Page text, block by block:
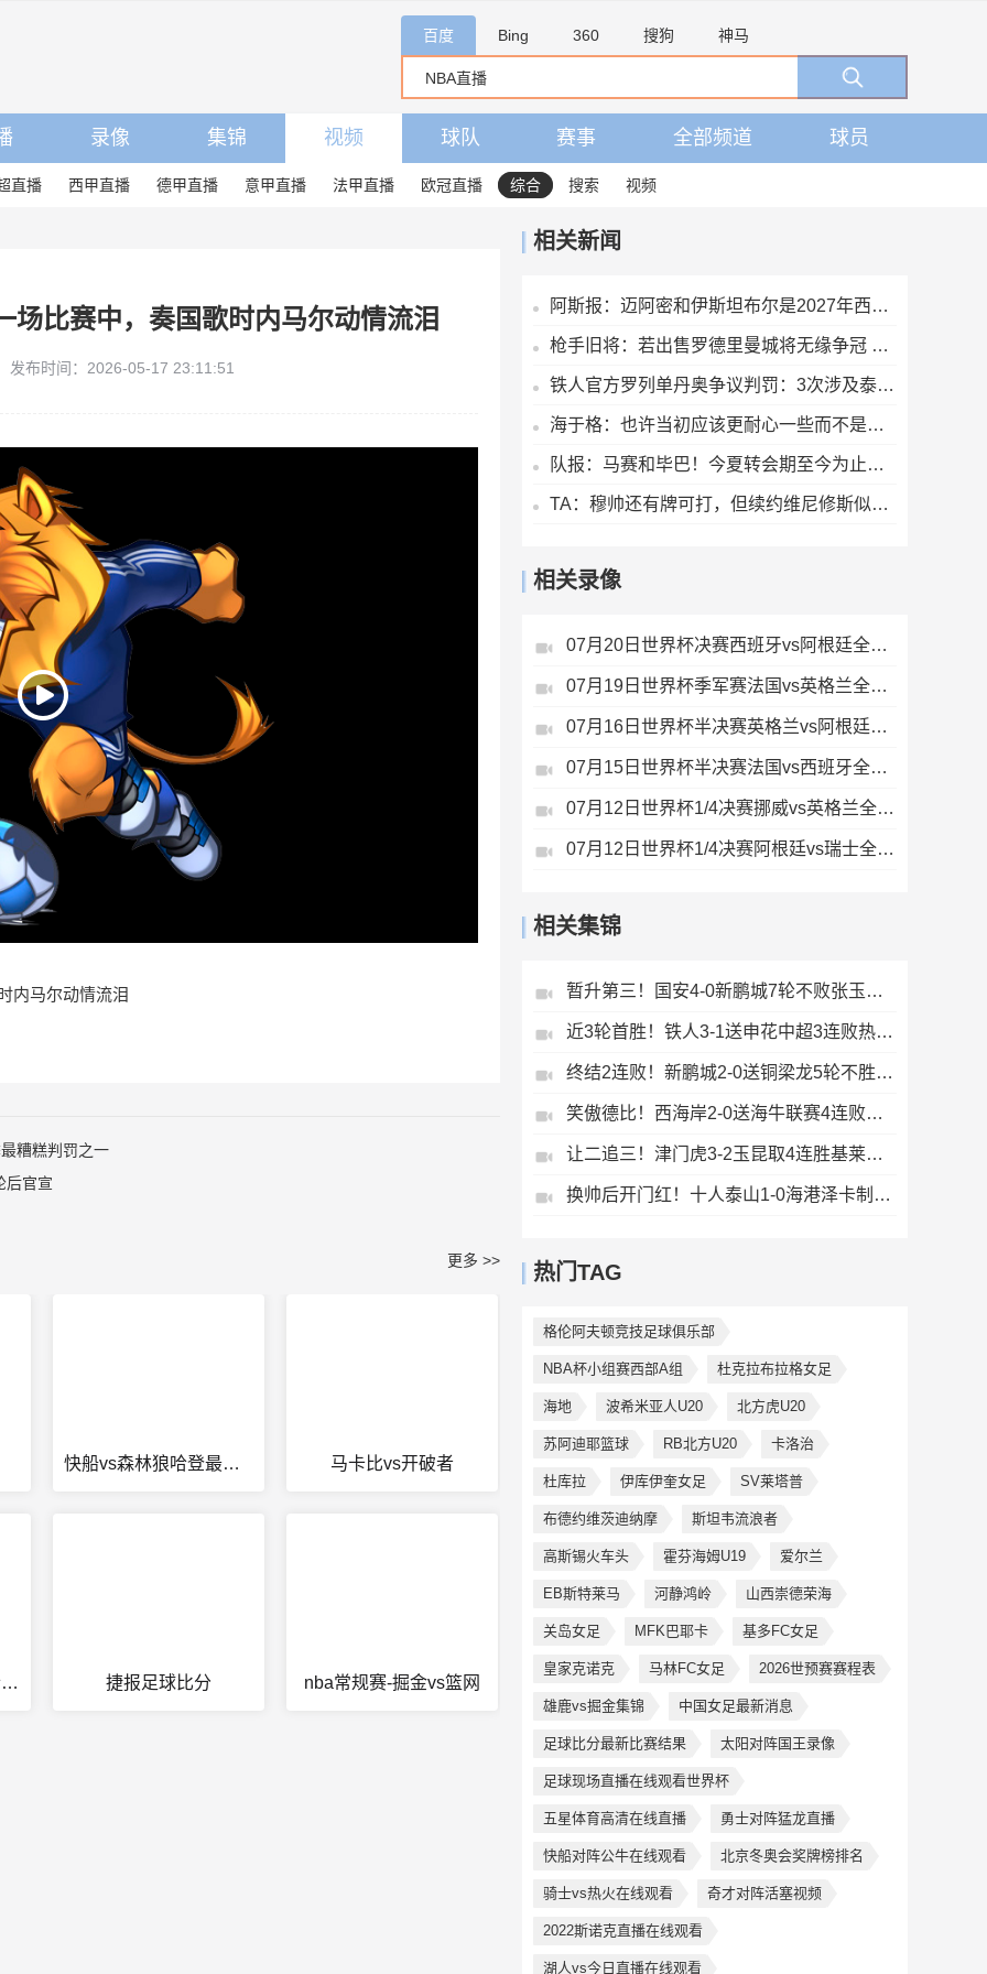
百度 Bing 360 搜狗 神马
录像 集锦 视频 球队 赛事 全部频道 球员
直播 西甲直播 德甲直播 意甲直播 法甲直播 欧冠直播 综合 搜索 视频
场比赛中，奏国歌时内马尔动情流泪
发布时间：2026-05-17 23:11:51
内马尔动情流泪
糟糕判罚之一
后官宣
更多 >>
快船vs森林狼哈登最后一球 马卡比vs开破者
nba季后赛雷霆vs勇士g7 捷报足球比分 nba常规赛-掘金vs篮网
相关新闻
阿斯报：迈阿密和伊斯坦布尔是2027年西超杯热门举办地
枪手旧将：若出售罗德里曼城将无缘争冠 凯恩能打破梅西进球纪录
铁人官方罗列单丹奥争议判罚：3次涉及泰山比赛+1次东北超错判
海于格：也许当初应该更耐心一些而不是只踢1年，希望能重返米兰
队报：马赛和毕巴！今夏转会期至今为止五大联赛仅两队仍未引援
TA：穆帅还有牌可打，但续约维尼修斯似乎错失了重塑平衡的良机
相关录像
07月20日世界杯决赛西班牙vs阿根廷全场录像
07月19日世界杯季军赛法国vs英格兰全场录像
07月16日世界杯半决赛英格兰vs阿根廷全场录像
07月15日世界杯半决赛法国vs西班牙全场录像
07月12日世界杯1/4决赛挪威vs英格兰全场录像
07月12日世界杯1/4决赛阿根廷vs瑞士全场录像
相关集锦
暂升第三！国安4-0新鹏城7轮不败张玉宁传射达万双响法比奥破门
近3轮首胜！铁人3-1送申花中超3连败热菲尼奥双响邦本宜裕传射
终结2连败！新鹏城2-0送铜梁龙5轮不胜37岁姜至鹏破门韦斯利建功
笑傲德比！西海岸2-0送海牛联赛4连败海牛仍垫底西海岸升至第二
让二追三！津门虎3-2玉昆取4连胜基莱斯读秒绝杀萨尔瓦多破门
换帅后开门红！十人泰山1-0海港泽卡制胜于金永扑点海港三球被吹
热门TAG
格伦阿夫顿竞技足球俱乐部
NBA杯小组赛西部A组 杜克拉布拉格女足
海地 波希米亚人U20 北方虎U20
苏阿迪耶篮球 RB北方U20 卡洛治
杜库拉 伊库伊奎女足 SV莱塔普
布德约维茨迪纳摩 斯坦韦流浪者
高斯锡火车头 霍芬海姆U19 爱尔兰
EB斯特莱马 河静鸿岭 山西崇德荣海
关岛女足 MFK巴耶卡 基多FC女足
皇家克诺克 马林FC女足 2026世预赛赛程表
雄鹿vs掘金集锦 中国女足最新消息
足球比分最新比赛结果 太阳对阵国王录像
足球现场直播在线观看世界杯
五星体育高清在线直播 勇士对阵猛龙直播
快船对阵公牛在线观看 北京冬奥会奖牌榜排名
骑士vs热火在线观看 奇才对阵活塞视频
2022斯诺克直播在线观看
湖人vs今日直播在线观看